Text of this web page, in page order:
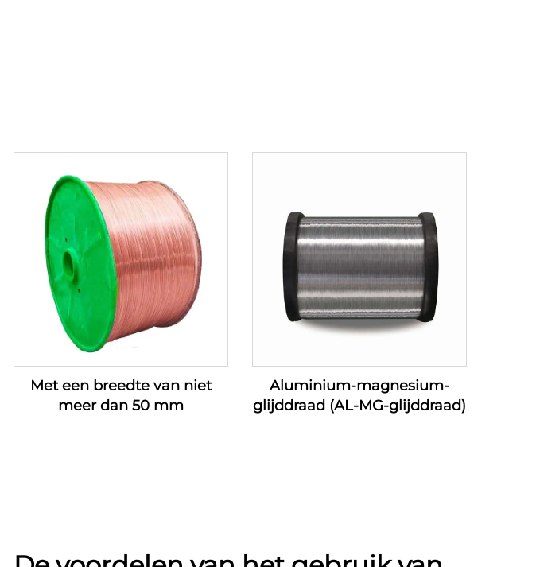
Met een breedte van niet
meer dan 50 mm
Aluminium-magnesium-
glijddraad (AL-MG-glijddraad)